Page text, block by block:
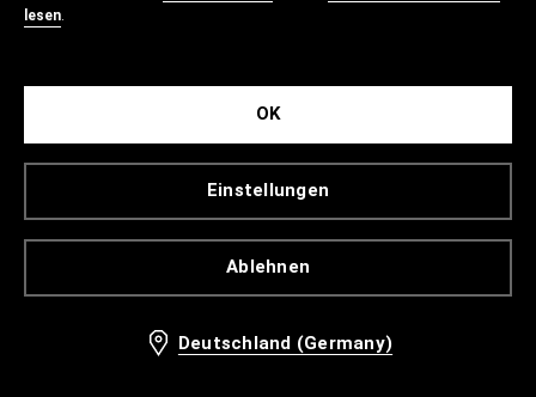
lesen.
Ablehnen
Einstellungen
OK
Deutschland (Germany)